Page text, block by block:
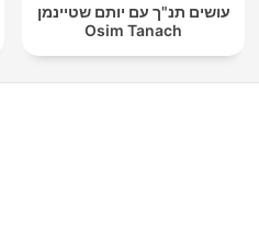
עושים תנ"ך עם יותם שטיינמן
Osim Tanach